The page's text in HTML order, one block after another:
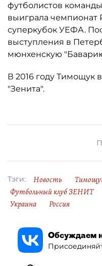
футболистов
выиграла чемпионат
суперкубок УЕФА.
выступления в
мюнхенскую
В 2016 году Тимощук
"Зенита".
Тэги: Новость
Футбольный клуб ЗЕНИТ
Украина
Россия
Обсуждаем